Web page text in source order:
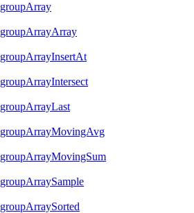
groupArray
groupArrayArray
groupArrayInsertAt
groupArrayIntersect
groupArrayLast
groupArrayMovingAvg
groupArrayMovingSum
groupArraySample
groupArraySorted